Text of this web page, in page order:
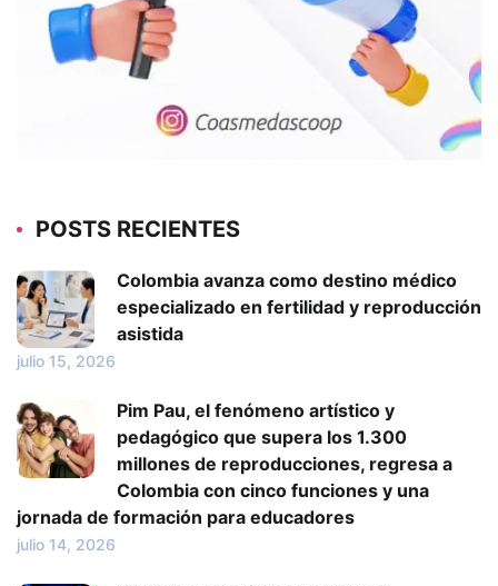
POSTS RECIENTES
Colombia avanza como destino médico
especializado en fertilidad y reproducción
asistida
julio 15, 2026
Pim Pau, el fenómeno artístico y
pedagógico que supera los 1.300
millones de reproducciones, regresa a
Colombia con cinco funciones y una
jornada de formación para educadores
julio 14, 2026